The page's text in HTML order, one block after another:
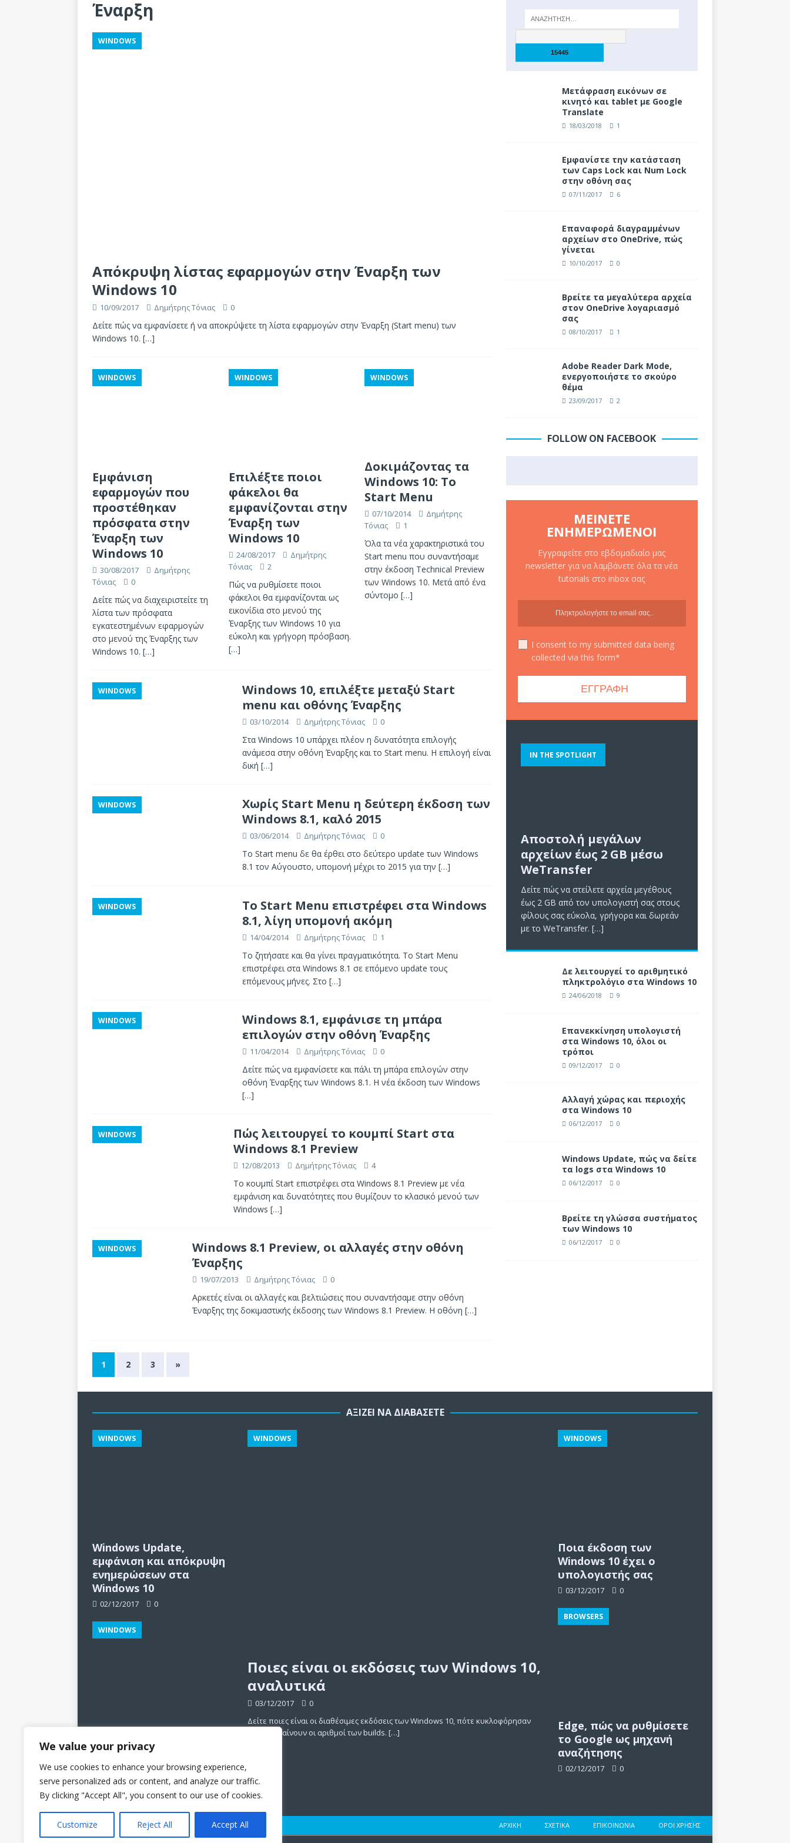
We value your privacy
We use cookies to enhance your browsing experience,
serve personalized ads or content, and analyze our traffic.
By clicking "Accept All", you consent to our use of cookies.
Customize Reject All Accept All
Έναρξη
WINDOWS
Απόκρυψη λίστας εφαρμογών στην Έναρξη των
Windows 10
10/09/2017 Δημήτρης Τόνιας 0
Δείτε πώς να εμφανίσετε ή να αποκρύψετε τη λίστα εφαρμογών στην Έναρξη (Start menu) των
Windows 10. […]
WINDOWS
Εμφάνιση
εφαρμογών που
προστέθηκαν
πρόσφατα στην
Έναρξη των
Windows 10
30/08/2017
Δημήτρης
Τόνιας
0
Δείτε πώς να διαχειριστείτε τη
λίστα των πρόσφατα
εγκατεστημένων εφαρμογών
στο μενού της Έναρξης των
Windows 10. […]
WINDOWS
Επιλέξτε ποιοι
φάκελοι θα
εμφανίζονται στην
Έναρξη των
Windows 10
24/08/2017
Δημήτρης
Τόνιας
2
Πώς να ρυθμίσετε ποιοι
φάκελοι θα εμφανίζονται ως
εικονίδια στο μενού της
Έναρξης των Windows 10 για
εύκολη και γρήγορη πρόσβαση.
[…]
WINDOWS
Δοκιμάζοντας τα
Windows 10: Το
Start Menu
07/10/2014
Δημήτρης
Τόνιας
1
Όλα τα νέα χαρακτηριστικά του
Start menu που συναντήσαμε
στην έκδοση Technical Preview
των Windows 10. Μετά από ένα
σύντομο[…]
WINDOWS
Windows 10, επιλέξτε μεταξύ Start
menu και οθόνης Έναρξης
03/10/2014 Δημήτρης Τόνιας 0
Στα Windows 10 υπάρχει πλέον η δυνατότητα επιλογής
ανάμεσα στην οθόνη Έναρξης και το Start menu. Η επιλογή είναι
δική […]
WINDOWS
Χωρίς Start Menu η δεύτερη έκδοση των
Windows 8.1, καλό 2015
03/06/2014 Δημήτρης Τόνιας 0
Το Start menu δε θα έρθει στο δεύτερο update των Windows
8.1 τον Αύγουστο, υπομονή μέχρι το 2015 για την […]
WINDOWS
Το Start Menu επιστρέφει στα Windows
8.1, λίγη υπομονή ακόμη
14/04/2014 Δημήτρης Τόνιας 1
Το ζητήσατε και θα γίνει πραγματικότητα. Το Start Menu
επιστρέφει στα Windows 8.1 σε επόμενο update τους
επόμενους μήνες. Στο […]
WINDOWS
Windows 8.1, εμφάνισε τη μπάρα
επιλογών στην οθόνη Έναρξης
11/04/2014 Δημήτρης Τόνιας 0
Δείτε πώς να εμφανίσετε και πάλι τη μπάρα επιλογών στην
οθόνη Έναρξης των Windows 8.1. Η νέα έκδοση των Windows
[…]
WINDOWS
Πώς λειτουργεί το κουμπί Start στα
Windows 8.1 Preview
12/08/2013 Δημήτρης Τόνιας 4
Το κουμπί Start επιστρέφει στα Windows 8.1 Preview με νέα
εμφάνιση και δυνατότητες που θυμίζουν το κλασικό μενού των
Windows […]
WINDOWS
Windows 8.1 Preview, οι αλλαγές στην οθόνη
Έναρξης
19/07/2013 Δημήτρης Τόνιας 0
Αρκετές είναι οι αλλαγές και βελτιώσεις που συναντήσαμε στην οθόνη
Έναρξης της δοκιμαστικής έκδοσης των Windows 8.1 Preview. Η οθόνη […]
1 2 3 »
Μετάφραση εικόνων σε
κινητό και tablet με Google
Translate
18/03/2018 1
Eμφανίστε την κατάσταση
των Caps Lock και Num Lock
στην οθόνη σας
07/11/2017 6
Επαναφορά διαγραμμένων
αρχείων στο OneDrive, πώς
γίνεται
10/10/2017 0
Βρείτε τα μεγαλύτερα αρχεία
στον OneDrive λογαριασμό
σας
08/10/2017 1
Adobe Reader Dark Mode,
ενεργοποιήστε το σκούρο
θέμα
23/09/2017 2
FOLLOW ON FACEBOOK
ΜΕΊΝΕΤΕ
ΕΝΗΜΕΡΩΜΈΝΟΙ
Εγγραφείτε στο εβδομαδιαίο μας
newsletter για να λαμβάνετε όλα τα νέα
tutorials στο inbox σας
I consent to my submitted data being
collected via this form*
IN THE SPOTLIGHT
Αποστολή μεγάλων
αρχείων έως 2 GB μέσω
WeTransfer
Δείτε πώς να στείλετε αρχεία μεγέθους
έως 2 GB από τον υπολογιστή σας στους
φίλους σας εύκολα, γρήγορα και δωρεάν
με το WeTransfer. […]
Δε λειτουργεί το αριθμητικό
πληκτρολόγιο στα Windows 10
24/06/2018 9
Επανεκκίνηση υπολογιστή
στα Windows 10, όλοι οι
τρόποι
09/12/2017 0
Αλλαγή χώρας και περιοχής
στα Windows 10
06/12/2017 0
Windows Update, πώς να δείτε
τα logs στα Windows 10
06/12/2017 0
Βρείτε τη γλώσσα συστήματος
των Windows 10
06/12/2017 0
ΑΞΊΖΕΙ ΝΑ ΔΙΑΒΆΣΕΤΕ
Ποιες είναι οι εκδόσεις των Windows 10,
αναλυτικά
WINDOWS
03/12/2017
0
Δείτε ποιες είναι οι διαθέσιμες εκδόσεις των Windows 10, πότε κυκλοφόρησαν
και τι σημαίνουν οι αριθμοί των builds. […]
Ποια έκδοση των
Windows 10 έχει ο
υπολογιστής σας
WINDOWS
03/12/2017 0
Edge, πώς να ρυθμίσετε
το Google ως μηχανή
αναζήτησης
BROWSERS
02/12/2017 0
Windows Update,
εμφάνιση και απόκρυψη
ενημερώσεων στα
Windows 10
WINDOWS
02/12/2017 0
Windows Update,
απεγκατάσταση
ενημερώσεων στα
Windows 10
WINDOWS
02/12/2017 0
ΑΡΧΙΚΉ ΣΧΕΤΙΚΆ ΕΠΙΚΟΙΝΩΝΊΑ ΌΡΟΙ ΧΡΉΣΗΣ